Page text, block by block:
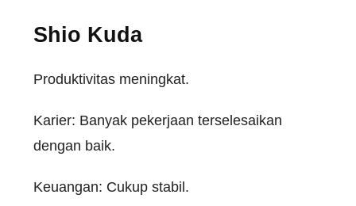
Shio Kuda
Produktivitas meningkat.
Karier: Banyak pekerjaan terselesaikan
dengan baik.
Keuangan: Cukup stabil.